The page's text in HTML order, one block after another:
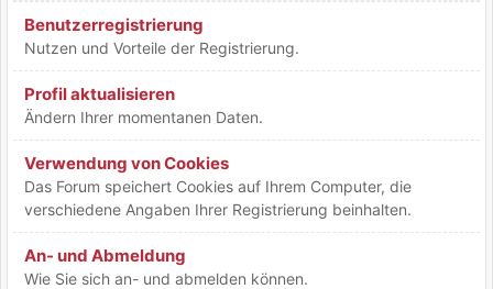
Benutzerregistrierung
Nutzen und Vorteile der Registrierung.
Profil aktualisieren
Ändern Ihrer momentanen Daten.
Verwendung von Cookies
Das Forum speichert Cookies auf Ihrem Computer, die
verschiedene Angaben Ihrer Registrierung beinhalten.
An- und Abmeldung
Wie Sie sich an- und abmelden können.